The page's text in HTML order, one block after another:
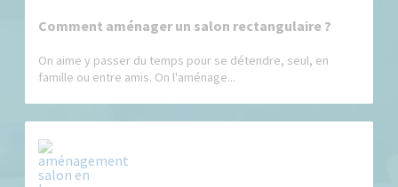
Comment aménager un salon rectangulaire ?
On aime y passer du temps pour se détendre, seul, en
famille ou entre amis. On l'aménage...